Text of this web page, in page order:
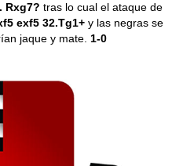
Rxg7? tras lo cual el ataque de
exf5 32.Tg1+ y las negras se
jaque y mate. 1-0